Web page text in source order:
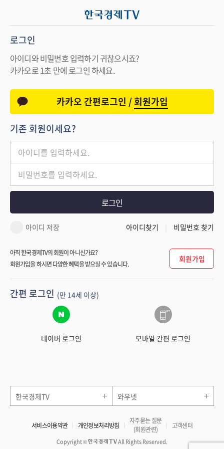
로그인
아이디와 비밀번호 입력하기 귀찮으시죠?
카카오로 1초 만에 로그인 하세요.
카카오 간편로그인 /회원가입
기존 회원이세요?
로그인
아이디 저장 아이디찾기 비밀번호 찾기
아직 한국경제TV의 회원이 아니신가요?
회원가입을 하시면 다양한 혜택을 받으실 수 있습니다.
회원가입
간편 로그인 (만 14세 이상)
네이버 로그인 모바일 간편 로그인
한국경제TV 와우넷
서비스이용약관 개인정보처리방침
자주묻는 질문
(회원관련)
고객센터
Copyright © All Rights Reserved.